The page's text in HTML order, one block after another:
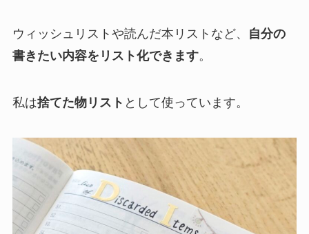
ウィッシュリストや読んだ本リストなど、
自分の
書きたい内容をリスト化できます。
私は捨てた物リスト として使っています。